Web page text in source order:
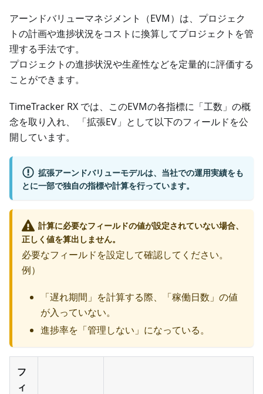
アーンドバリューマネジメント（EVM）は、プロジェク
トの計画や進捗状況をコストに換算してプロジェクトを管
理する手法です。
プロジェクトの進捗状況や生産性などを定量的に評価する
ことができます。
TimeTracker RX では、このEVMの各指標に「工数」の概
念を取り入れ、 「拡張EV」として以下のフィールドを公
開しています。
拡張アーンドバリューモデルは、当社での運用実績をも
とに一部で独自の指標や計算を行っています。
計算に必要なフィールドの値が設定されていない場合、
正しく値を算出しません。
必要なフィールドを設定して確認してください。
例）
「遅れ期間」を計算する際、「稼働日数」の値
が入っていない。
進捗率を「管理しない」になっている。
フ
ィ